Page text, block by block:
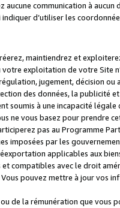
communication à aucun
d’utiliser les
maintiendrez et
exploitation de votre Site
jugement, décision ou
des données, la publicité
soumis à une incapacité
ne vous basez pour prendre
pas au Programme
imposées par les
applicables aux
compatibles avec le droit
pouvez mettre à jour vos
de la rémunération que vous